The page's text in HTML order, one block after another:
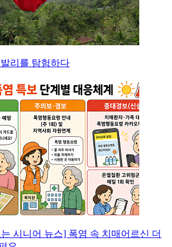
리를 탐험하다
시니어 뉴스] 폭염 속 치매어르신 더